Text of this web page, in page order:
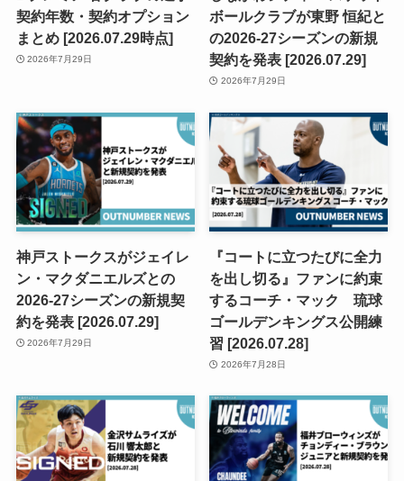
契約年数・契約オプション
まとめ [2026.07.29時点]
2026年7月29日
ボールクラブが東野 恒紀と
の2026-27シーズンの新規
契約を発表 [2026.07.29]
2026年7月29日
神戸ストークスがジェイレ
ン・マクダニエルズとの
2026-27シーズンの新規契
約を発表 [2026.07.29]
2026年7月29日
『コートに立つたびに全力
を出し切る』ファンに約束
するコーチ・マック 琉球
ゴールデンキングス公開練
習 [2026.07.28]
2026年7月28日